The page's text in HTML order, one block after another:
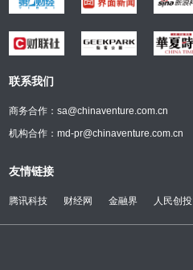
联系我们
商务合作：sa@chinaventure.com.cn
机构合作：md-pr@chinaventure.com.cn
友情链接
腾讯科技 财经网 金融界 人民创投